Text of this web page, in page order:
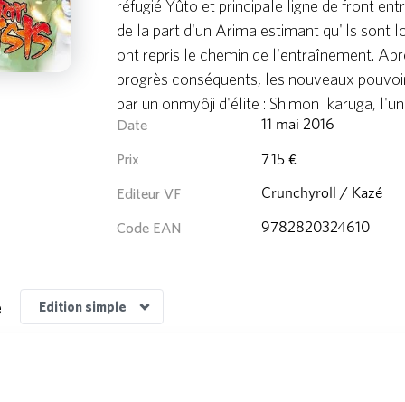
réfugié Yûto et principale ligne de front
de la part d'un Arima estimant qu'ils sont
ont repris le chemin de l'entraînement.
progrès conséquents, les nouveaux
par un onmyôji d'élite : Shimon Ikaruga,
Date
11 mai 2016
Prix
7.15 €
Editeur VF
Crunchyroll / Kazé
Code EAN
9782820324610
Edition simple